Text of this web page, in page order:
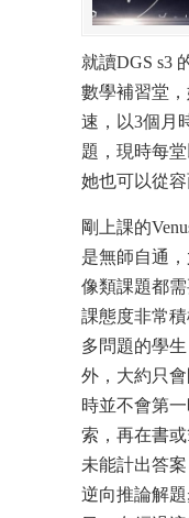
就讀DGS s3
數學補習堂
速，以3個月
題，現時每
她也可以從容
剛上課的
是無師自通
像類課題都
課態度非常
多問題的學
外，大約只會
時並不會第
索，再在書
未能計出答
逆向推論解